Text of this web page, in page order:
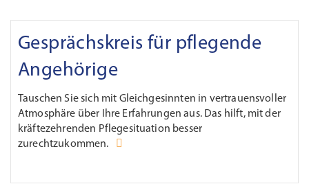
Gesprächskreis für pflegende
Angehörige
Tauschen Sie sich mit Gleichgesinnten in vertrauensvoller
Atmosphäre über Ihre Erfahrungen aus. Das hilft, mit der
kräftezehrenden Pflegesituation besser
zurechtzukommen.